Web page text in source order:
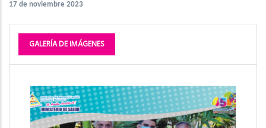
17 de noviembre 2023
GALERÍA DE IMÁGENES